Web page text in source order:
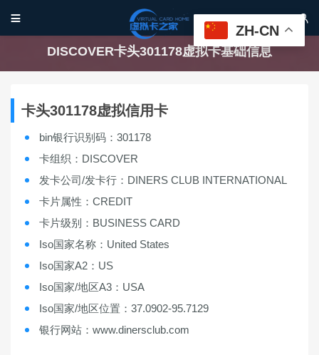
 
DISCOVER卡头301178虚拟卡基础信息
卡头301178虚拟信用卡
bin银行识别码：301178
卡组织：DISCOVER
发卡公司/发卡行：DINERS CLUB INTERNATIONAL
卡片属性：CREDIT
卡片级别：BUSINESS CARD
Iso国家名称：United States
Iso国家A2：US
Iso国家/地区A3：USA
Iso国家/地区位置：37.0902-95.7129
银行网站：www.dinersclub.com
ZH-CN